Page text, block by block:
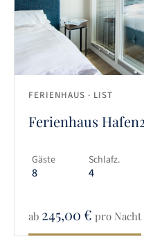
FERIENHAUS · LIST
Ferienhaus
Gäste
8
Schlafz.
4
ab 245,00€ pro Nacht